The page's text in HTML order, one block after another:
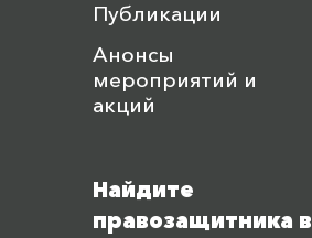
Публикации
Анонсы
мероприятий и
акций
Найдите
правозащитника в